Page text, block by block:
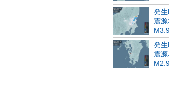
発
震
M3.9
発
震
M2.9